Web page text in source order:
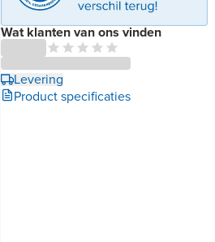
Wat klanten van ons vinden
Levering
Product specificaties